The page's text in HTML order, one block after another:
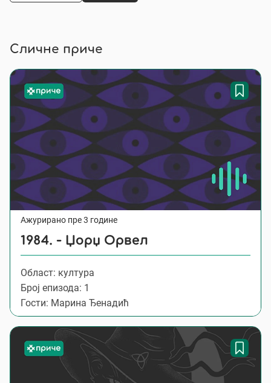
Сличне приче
Ажурирано пре 3 године
1984. - Џорџ Орвел
Област: култура
Број епизода: 1
Гости: Марина Ђенадић